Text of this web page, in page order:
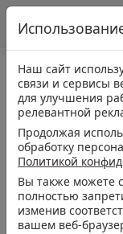
Наш сайт
связи и сервисы
для улучшения
релевантной
Продолжая
обработку
Политикой
Вы также можете
полностью
изменив
вашем веб-